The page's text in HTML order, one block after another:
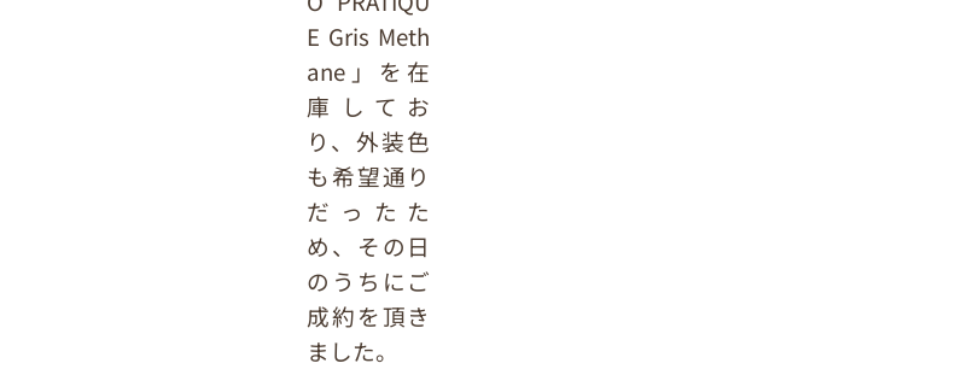
E Gris Meth
ane」を在
庫してお
り、外装色
も希望通り
だったた
め、その日
のうちにご
成約を頂き
ました。